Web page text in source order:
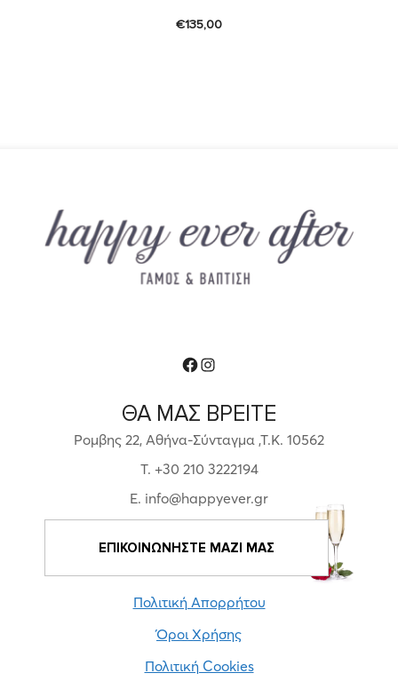
€135,00
ΘΑ ΜΑΣ ΒΡΕΙΤΕ
Ρομβης 22, Αθήνα-Σύνταγμα ,Τ.Κ. 10562
T. +30 210 3222194
E. info@happyever.gr
ΕΠΙΚΟΙΝΩΝΗΣΤΕ ΜΑΖΙ ΜΑΣ
Πολιτική Απορρήτου
Όροι Χρήσης
Πολιτική Cookies
Facebook
Instagram